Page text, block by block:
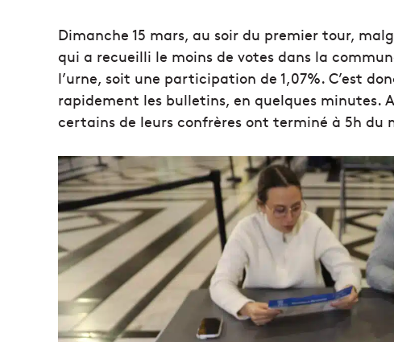
Dimanche 15 mars, au soir du premier tour,
qui a recueilli le moins de votes dans la
l’urne, soit une participation de 1,07%. C’est
rapidement les bulletins, en quelques minutes.
certains de leurs confrères ont terminé à 5h du